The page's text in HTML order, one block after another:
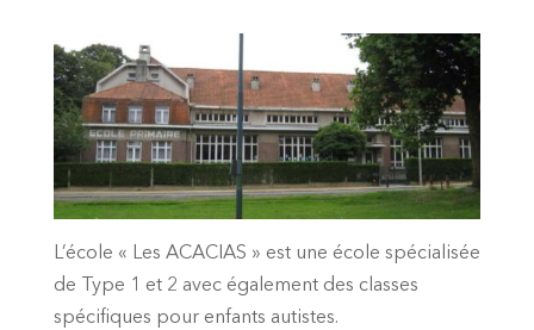
L’école « Les ACACIAS » est une école spécialisée
de Type 1 et 2 avec également des classes
spécifiques pour enfants autistes.